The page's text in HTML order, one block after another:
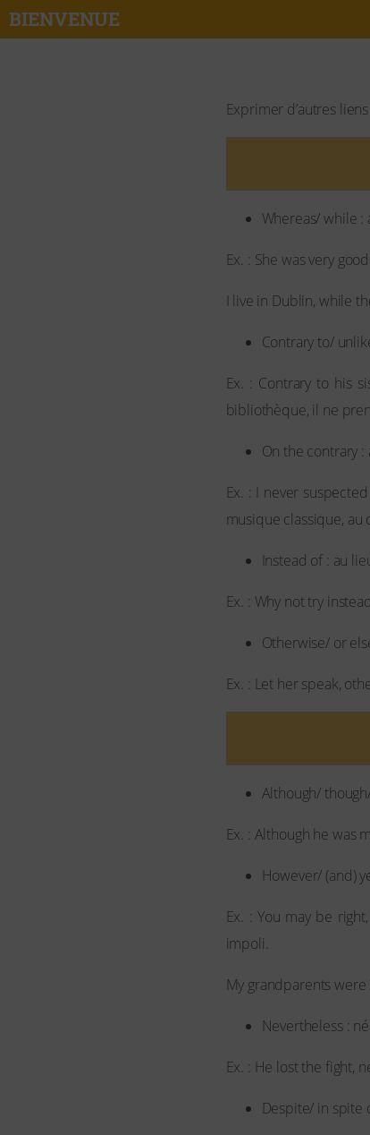
BIENVENUE​
Exprimer d’autres
Whereas/ while :
Ex. : She was very
I live in Dublin, while
Contrary to/
Ex. : Contrary to his
bibliothèque, il ne
On the contrary :
Ex. : I never
musique classique, au
Instead of : au
Ex. : Why not try
Otherwise/ or
Ex. : Let her speak,
Although/
Ex. : Although he was
However/ (and)
Ex. : You may be
impoli.
My grandparents
Nevertheless :
Ex. : He lost the fight,
Despite/ in spite